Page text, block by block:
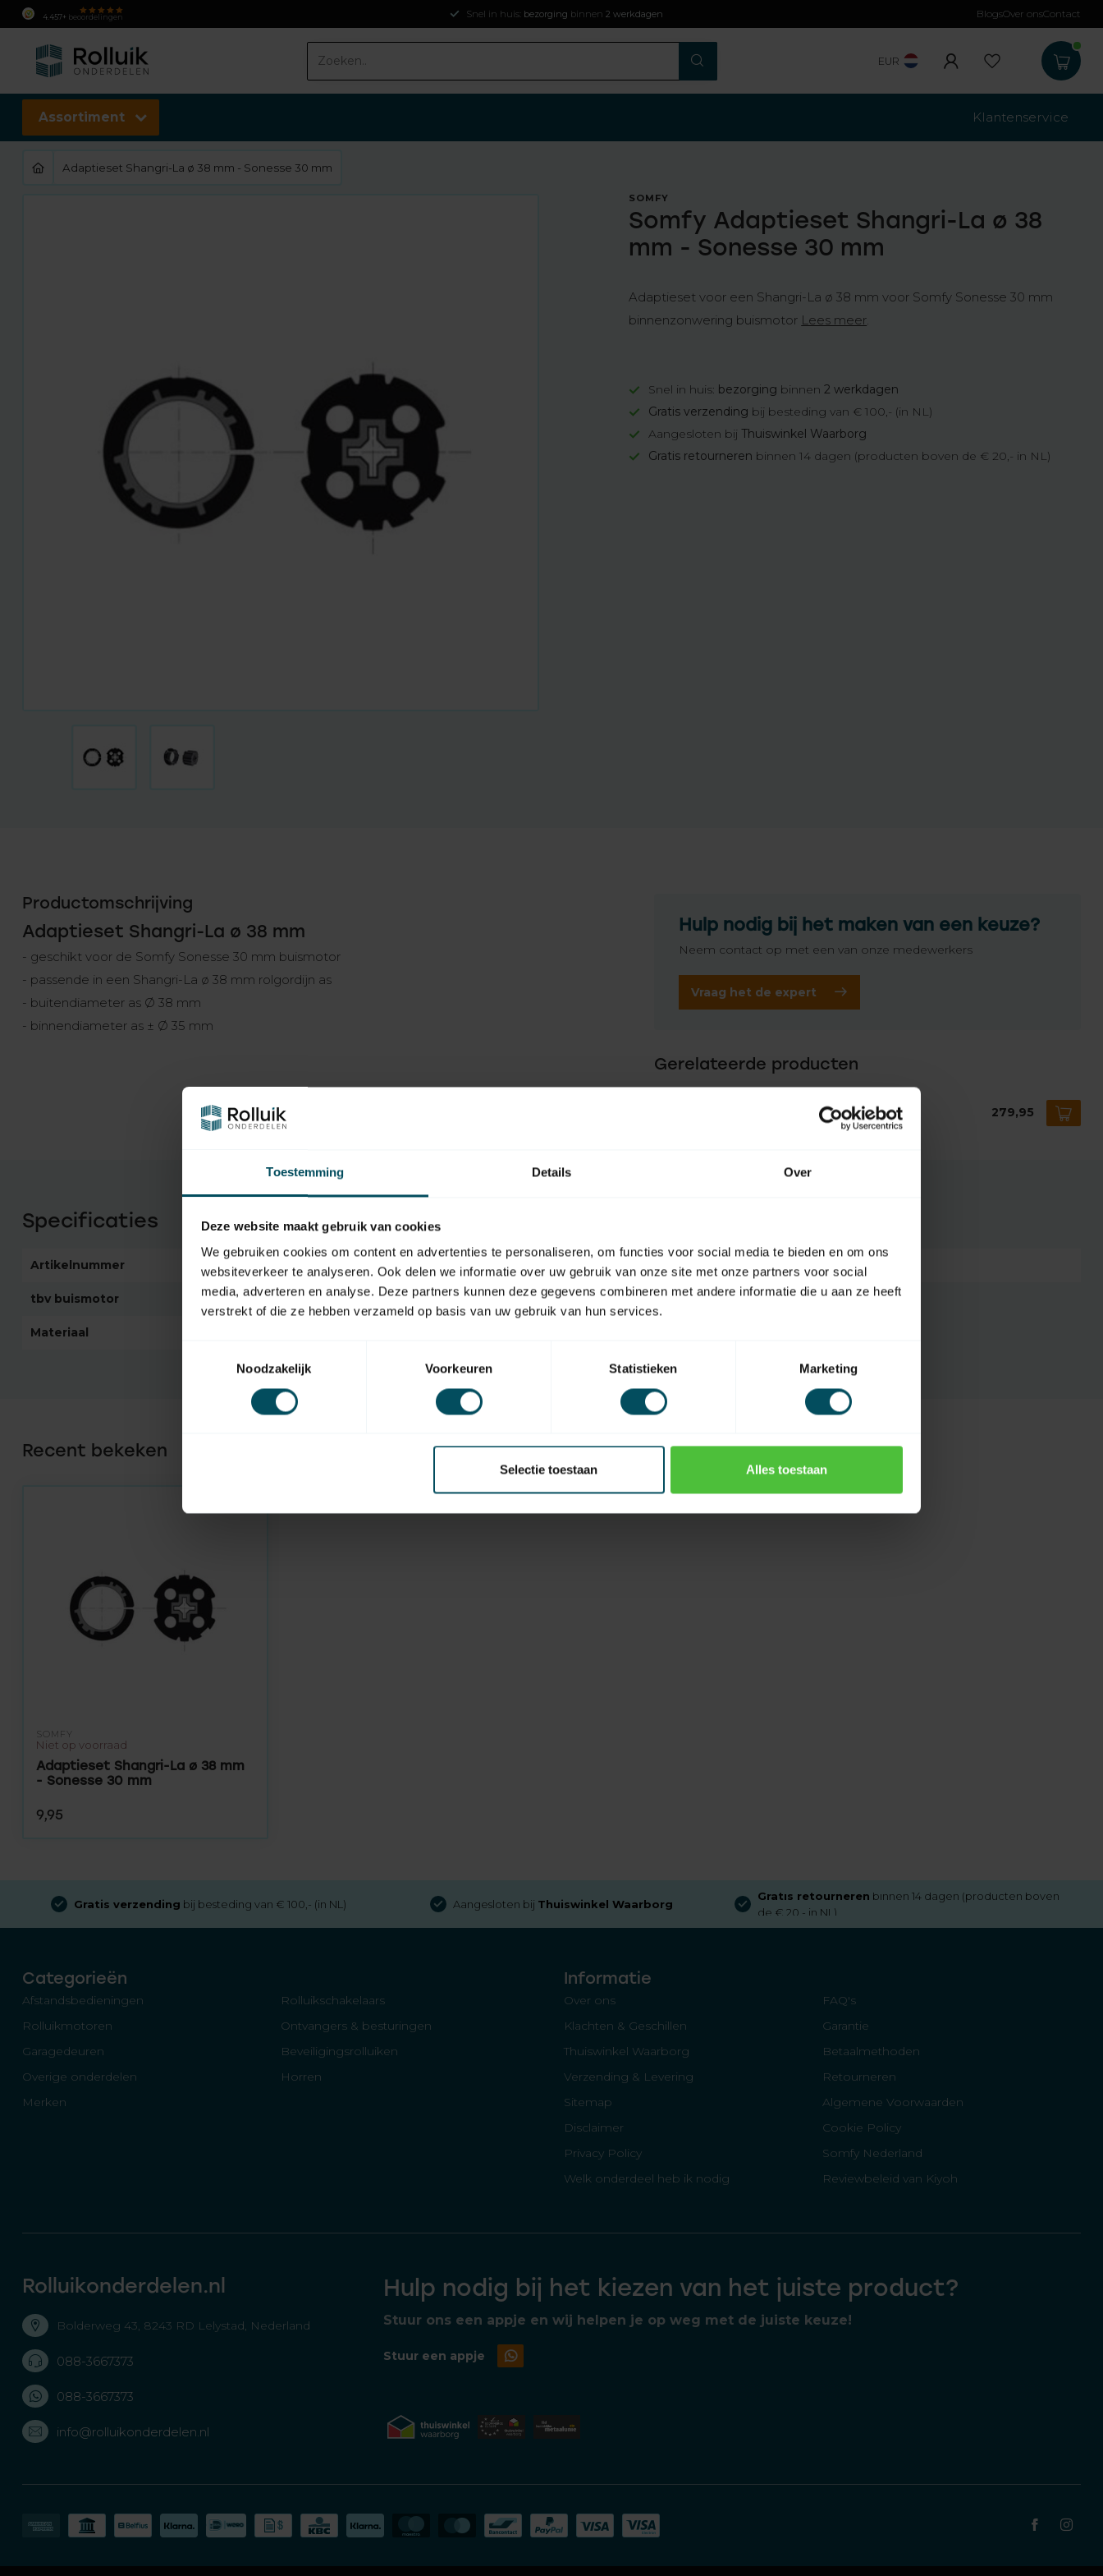
Toestemming Details Over
Deze website maakt gebruik van cookies
We gebruiken cookies om content en advertenties te personaliseren, om functies voor social media te bieden en om ons
websiteverkeer te analyseren. Ook delen we informatie over uw gebruik van onze site met onze partners voor social
media, adverteren en analyse. Deze partners kunnen deze gegevens combineren met andere informatie die u aan ze heeft
verstrekt of die ze hebben verzameld op basis van uw gebruik van hun services.
Noodzakelijk
Voorkeuren Statistieken Marketing
Selectie toestaan Alles toestaan
4.457+ beoordelingen 2 werkdagen BlogsOver onsContact
EUR
Assortiment Klantenservice
Adaptieset Shangri-La ø 38 mm - Sonesse 30 mm
SOMFY
Somfy Adaptieset Shangri-La ø 38
mm - Sonesse 30 mm
Adaptieset voor een Shangri-La ø 38 mm voor Somfy Sonesse 30 mm
binnenzonwering buismotor Lees meer.
Snel in huis: bezorging binnen2 werkdagen
Gratis verzending bij besteding van € 100,- (in NL)
Aangesloten bijThuiswinkel Waarborg
Gratis retourneren binnen 14 dagen (producten boven de € 20,- in NL)
Productomschrijving
Adaptieset Shangri-La ø 38 mm
- geschikt voor de Somfy Sonesse 30 mm buismotor
- passende in een Shangri-La ø 38 mm rolgordijn as
- buitendiameter as Ø 38 mm
- binnendiameter as ± Ø 35 mm
Hulp nodig bij het maken van een keuze?
Neem contact op met een van onze medewerkers
Vraag het de expert
Gerelateerde producten
Somfy Sonesse 30 RTS 2/25 279,95
Specificaties
Artikelnummer 5002 SKU
tbv buismotor Somfy Sonesse 30 geschikt voor as Shangri-La ø 38 mm
Materiaal
Recent bekeken
SOMFY
Niet op voorraad
Adaptieset Shangri-La ø 38 mm
- Sonesse 30 mm
9,95
Gratis verzending bij besteding van € 100,- (in NL) Aangesloten bij Thuiswinkel Waarborg
Gratis retourneren binnen 14 dagen (producten boven
de € 20,- in NL)
Categorieën
Afstandsbedieningen
Rolluikschakelaars
Rolluikmotoren
Ontvangers & besturingen
Garagedeuren
Beveiligingsrolluiken
Overige onderdelen
Horren
Merken
Informatie
Over ons
FAQ's
Klachten & Geschillen
Garantie
Thuiswinkel Waarborg
Betaalmethoden
Verzending & Levering
Retourneren
Sitemap
Algemene Voorwaarden
Disclaimer
Cookie Policy
Privacy Policy
Somfy Nederland
Welk onderdeel heb ik nodig
Reviewbeleid van Kiyoh
Rolluikonderdelen.nl
Bolderweg 43, 8243 RD Lelystad, Nederland
088-3667373
088-3667373
info@rolluikonderdelen.nl
Hulp nodig bij het kiezen van het juiste product?
Stuur ons een appje en wij helpen je op weg met de juiste keuze!
Stuur een appje